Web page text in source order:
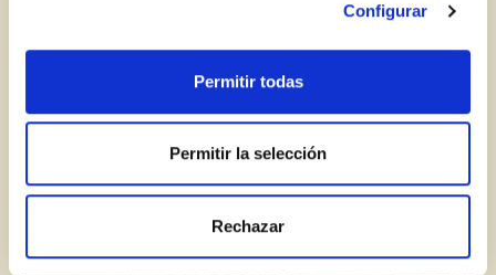
Configurar
Permitir todas
Permitir la selección
Rechazar
Com reconèixer una bona crema balsàmica?